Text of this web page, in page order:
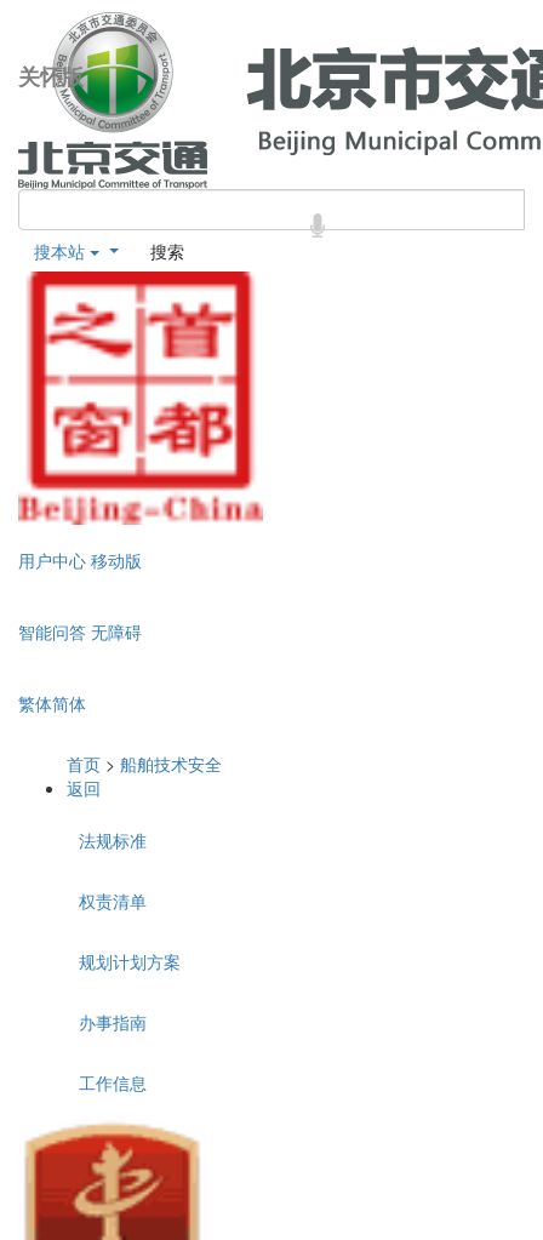
关怀版
搜本站 搜索
用户中心 移动版
智能问答 无障碍
繁体简体
首页 > 船舶技术安全
返回
法规标准
权责清单
规划计划方案
办事指南
工作信息